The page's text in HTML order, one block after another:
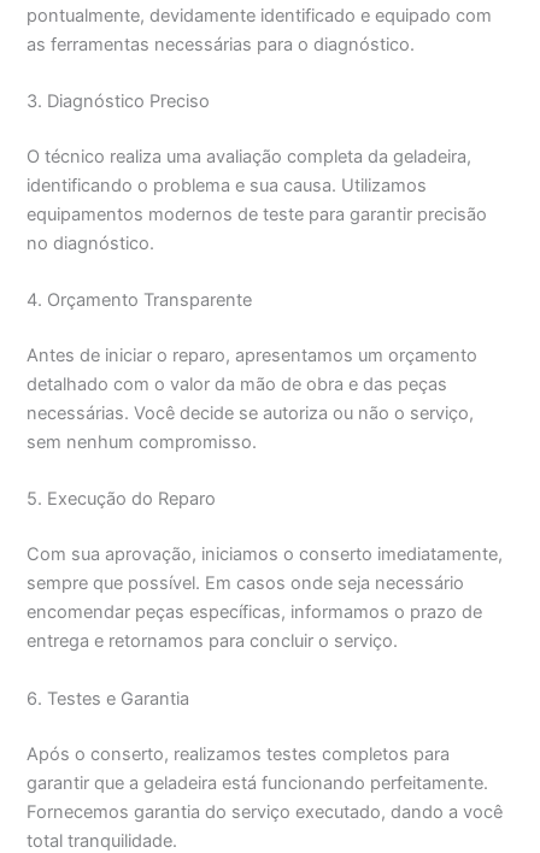
pontualmente, devidamente identificado e equipado com
as ferramentas necessárias para o diagnóstico.
3. Diagnóstico Preciso
O técnico realiza uma avaliação completa da geladeira,
identificando o problema e sua causa. Utilizamos
equipamentos modernos de teste para garantir precisão
no diagnóstico.
4. Orçamento Transparente
Antes de iniciar o reparo, apresentamos um orçamento
detalhado com o valor da mão de obra e das peças
necessárias. Você decide se autoriza ou não o serviço,
sem nenhum compromisso.
5. Execução do Reparo
Com sua aprovação, iniciamos o conserto imediatamente,
sempre que possível. Em casos onde seja necessário
encomendar peças específicas, informamos o prazo de
entrega e retornamos para concluir o serviço.
6. Testes e Garantia
Após o conserto, realizamos testes completos para
garantir que a geladeira está funcionando perfeitamente.
Fornecemos garantia do serviço executado, dando a você
total tranquilidade.